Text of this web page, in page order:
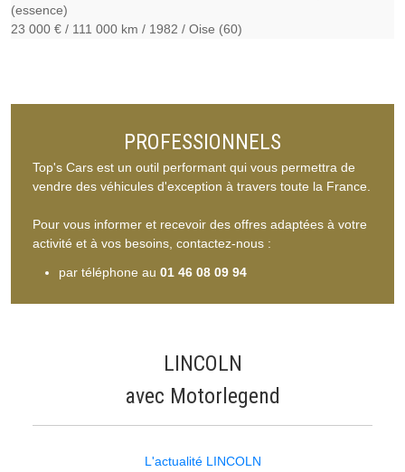
(essence)
23 000 €
111 000 km 1982 Oise (60)
PROFESSIONNELS
Top's Cars est un outil performant qui vous permettra de
vendre des véhicules d'exception à travers toute la France.
Pour vous informer et recevoir des offres adaptées à votre
activité et à vos besoins, contactez-nous :
par téléphone au 01 46 08 09 94
LINCOLN
avec Motorlegend
L'actualité LINCOLN